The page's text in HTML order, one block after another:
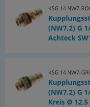
Rectus (25, 26, 1600,
*6 bar Eingangsdruck, 0,5
**Namen und
Katalogseite Atlas 9
(PDF)
KSG 14 NW7-
(NW7,2) G
Achteck
KSG 14 NW7-
(NW7,2) G
Kreis Ø